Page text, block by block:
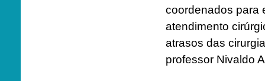
coordenados para
atendimento
atrasos das
professor Nivaldo